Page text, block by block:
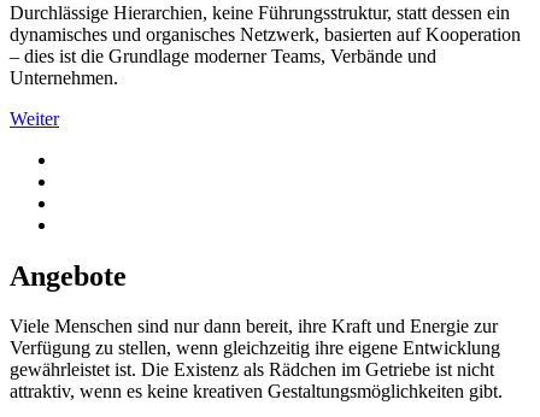
Durchlässige Hierarchien, keine Führungsstruktur, statt dessen ein
dynamisches und organisches Netzwerk, basierten auf Kooperation
– dies ist die Grundlage moderner Teams, Verbände und
Unternehmen.
Weiter
Angebote
Viele Menschen sind nur dann bereit, ihre Kraft und Energie zur
Verfügung zu stellen, wenn gleichzeitig ihre eigene Entwicklung
gewährleistet ist. Die Existenz als Rädchen im Getriebe ist nicht
attraktiv, wenn es keine kreativen Gestaltungsmöglichkeiten gibt.